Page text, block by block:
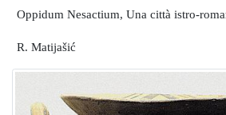
Oppidum Nesactium, Una città istro-
R. Matijašić